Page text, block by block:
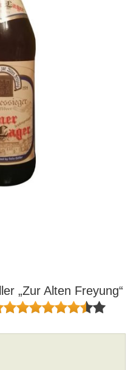
„Zur Alten Freyung“